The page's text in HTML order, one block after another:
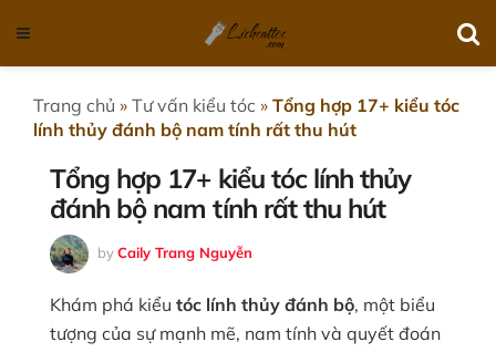
Trang chủ » Tư vấn kiểu tóc » Tổng hợp 17+ kiểu tóc
lính thủy đánh bộ nam tính rất thu hút
Tổng hợp 17+ kiểu tóc lính thủy
đánh bộ nam tính rất thu hút
byCaily Trang Nguyễn
Khám phá kiểu tóc lính thủy đánh bộ, một biểu
tượng của sự mạnh mẽ, nam tính và quyết đoán